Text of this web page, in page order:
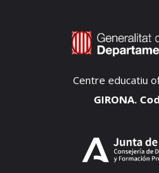
Centre educatiu
GIRONA.